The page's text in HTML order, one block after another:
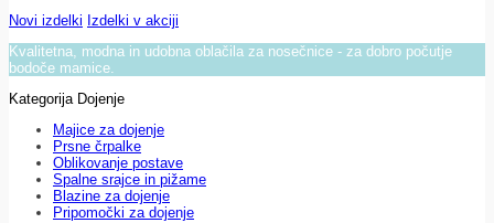
Novi izdelki Izdelki v akciji
Kvalitetna, modna in udobna oblačila za nosečnice - za dobro počutje
bodoče mamice.
Kategorija Dojenje
Majice za dojenje
Prsne črpalke
Oblikovanje postave
Spalne srajce in pižame
Blazine za dojenje
Pripomočki za dojenje